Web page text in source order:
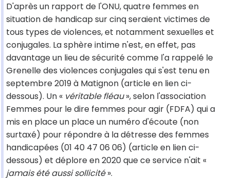
D'après un rapport de l'ONU, quatre femmes en
situation de handicap sur cinq seraient victimes de
tous types de violences, et notamment sexuelles et
conjugales. La sphère intime n'est, en effet, pas
davantage un lieu de sécurité comme l'a rappelé le
Grenelle des violences conjugales qui s'est tenu en
septembre 2019 à Matignon (article en lien ci-
dessous). Un « véritable fléau», selon l'association
Femmes pour le dire femmes pour agir (FDFA) qui a
mis en place un place un numéro d'écoute (non
surtaxé) pour répondre à la détresse des femmes
handicapées (01 40 47 06 06) (article en lien ci-
dessous) et déplore en 2020 que ce service n'ait «
jamais été aussi sollicité».